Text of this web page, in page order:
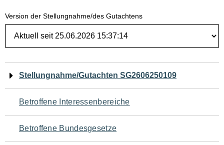
Version der Stellungnahme/des Gutachtens
Navigation
für
den
Seiteninhalt
Stellungnahme/Gutachten SG2606250109
Betroffene Interessenbereiche
Betroffene Bundesgesetze